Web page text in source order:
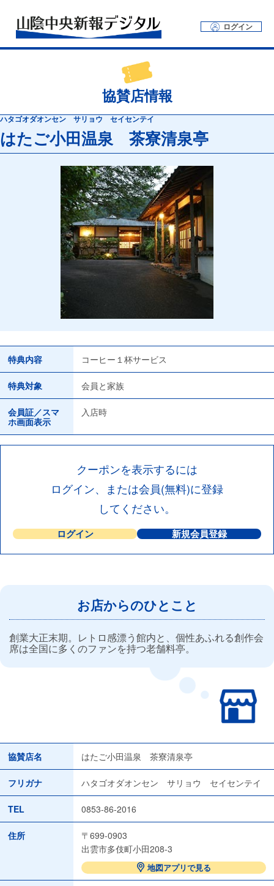
ログイン
協賛店情報
ハタゴオダオンセン サリョウ セイセンテイ
はたご小田温泉 茶寮清泉亭
特典内容 コーヒー１杯サービス
特典対象 会員と家族
会員証／スマ
ホ画面表示
入店時
クーポンを表示するには
ログイン、または会員(無料)に登録
してください。
ログイン 新規会員登録
お店からのひとこと
創業大正末期。レトロ感漂う館内と、個性あふれる創作会
席は全国に多くのファンを持つ老舗料亭。
協賛店名 はたご小田温泉 茶寮清泉亭
フリガナ ハタゴオダオンセン サリョウ セイセンテイ
TEL 0853-86-2016
住所
〒699-0903
出雲市多伎町小田208-3
地図アプリで見る